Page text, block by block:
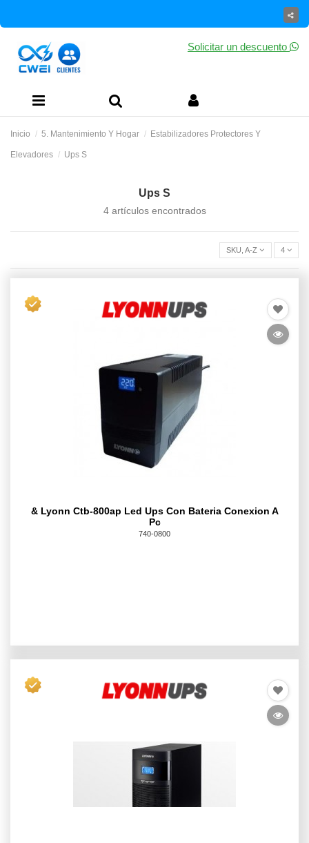
Solicitar un descuento
Inicio 5. Mantenimiento Y Hogar Estabilizadores Protectores Y
Elevadores Ups S
Ups S
4 artículos encontrados
SKU,
& Lyonn Ctb-800ap Led Ups Con Bateria Conexion A
Pc
740-0800